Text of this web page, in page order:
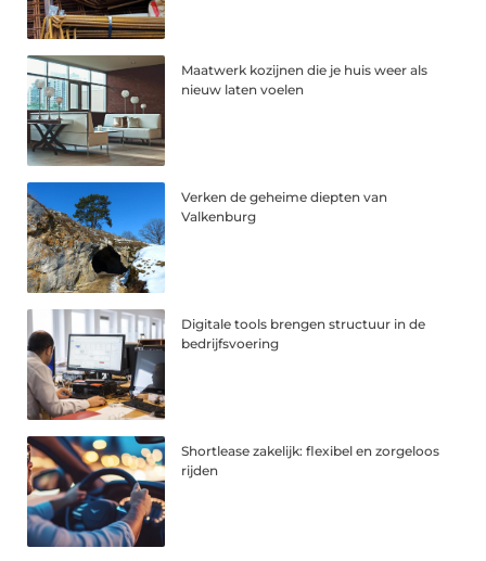
Maatwerk kozijnen die je huis weer als
nieuw laten voelen
Verken de geheime diepten van
Valkenburg
Digitale tools brengen structuur in de
bedrijfsvoering
Shortlease zakelijk: flexibel en zorgeloos
rijden